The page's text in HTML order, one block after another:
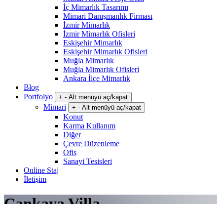
İç Mimarlık Tasarımı
Mimari Danışmanlık Firması
İzmir Mimarlık
İzmir Mimarlık Ofisleri
Eskişehir Mimarlık
Eskişehir Mimarlık Ofisleri
Muğla Mimarlık
Muğla Mimarlık Ofisleri
Ankara İlçe Mimarlık
Blog
Portfolyo
+ - Alt menüyü aç/kapat
Mimari + - Alt menüyü aç/kapat
Konut
Karma Kullanım
Diğer
Çevre Düzenleme
Ofis
Sanayi Tesisleri
Online Staj
İletişim